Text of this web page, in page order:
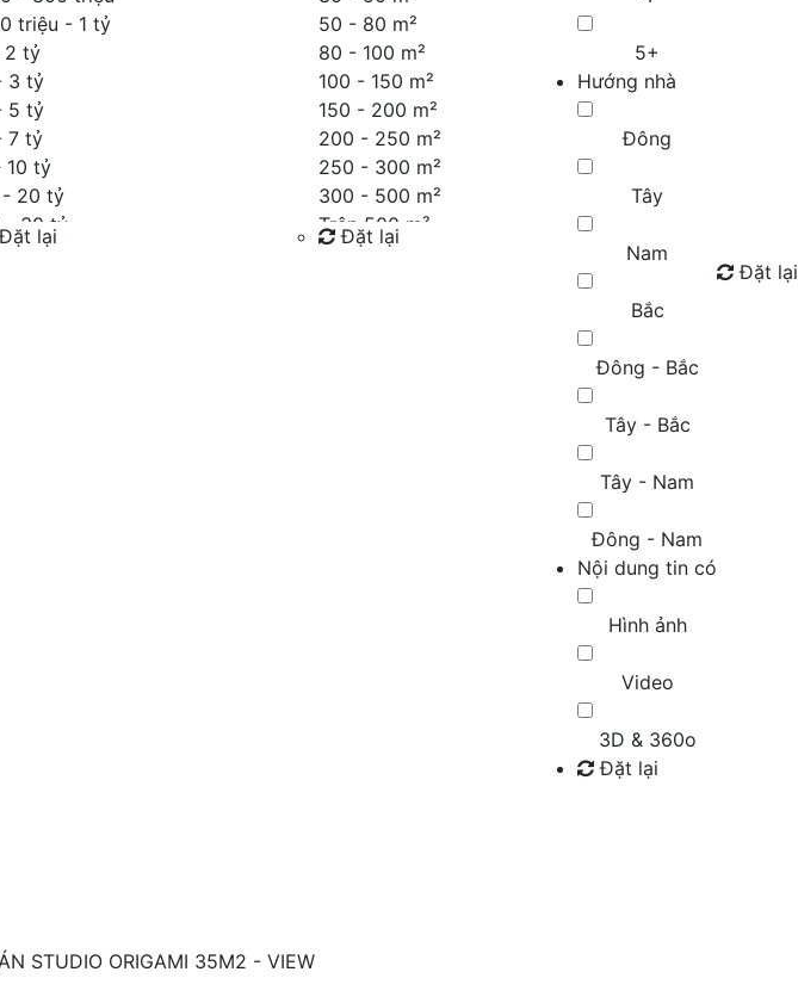
triệu - 1 tỷ
2 tỷ
3 tỷ
5 tỷ
7 tỷ
10 tỷ
- 20 tỷ
- 30 tỷ
40 tỷ
lại
50 - 80 m²
80 - 100 m²
100 - 150 m²
150 - 200 m²
200 - 250 m²
250 - 300 m²
300 - 500 m²
Trên 500 m²
Đặt lại
5+
Hướng nhà
Đông
Tây
Nam
Bắc
Đông - Bắc
Tây - Bắc
Tây - Nam
Đông - Nam
Nội dung tin có
Hình ảnh
Video
3D & 360o
Đặt lại
Đặt lại
STUDIO ORIGAMI 35M2 - VIEW